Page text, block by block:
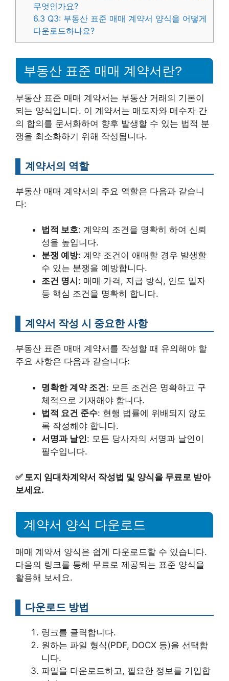
무엇인가요?
6.3 Q3: 부동산 표준 매매 계약서 양식을 어떻게
다운로드하나요?
부동산 표준 매매 계약서란?
부동산 표준 매매 계약서는 부동산 거래의 기본이
되는 양식입니다. 이 계약서는 매도자와 매수자 간
의 합의를 문서화하여 향후 발생할 수 있는 법적 분
쟁을 최소화하기 위해 작성됩니다.
계약서의 역할
부동산 매매 계약서의 주요 역할은 다음과 같습니
다:
법적 보호: 계약의 조건을 명확히 하여 신뢰
성을 높입니다.
분쟁 예방: 계약 조건이 애매할 경우 발생할
수 있는 분쟁을 예방합니다.
조건 명시 : 매매 가격, 지급 방식, 인도 일자
등 핵심 조건을 명확히 합니다.
계약서 작성 시 중요한 사항
부동산 표준 매매 계약서를 작성할 때 유의해야 할
주요 사항은 다음과 같습니다:
명확한 계약 조건: 모든 조건은 명확하고 구
체적으로 기재해야 합니다.
법적 요건 준수: 현행 법률에 위배되지 않도
록 작성해야 합니다.
서명과 날인: 모든 당사자의 서명과 날인이
필수입니다.
✅ 토지 임대차계약서 작성법 및 양식을 무료로 받아
보세요.
계약서 양식 다운로드
매매 계약서 양식은 쉽게 다운로드할 수 있습니다.
다음의 링크를 통해 무료로 제공되는 표준 양식을
활용해 보세요.
다운로드 방법
링크를 클릭합니다.
원하는 파일 형식(PDF, DOCX 등)을 선택합
니다.
파일을 다운로드하고, 필요한 정보를 기입합